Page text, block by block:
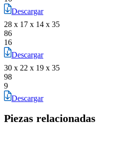
Descargar
28 x 17 x 14 x 35
86
16
Descargar
30 x 22 x 19 x 35
98
9
Descargar
Piezas relacionadas